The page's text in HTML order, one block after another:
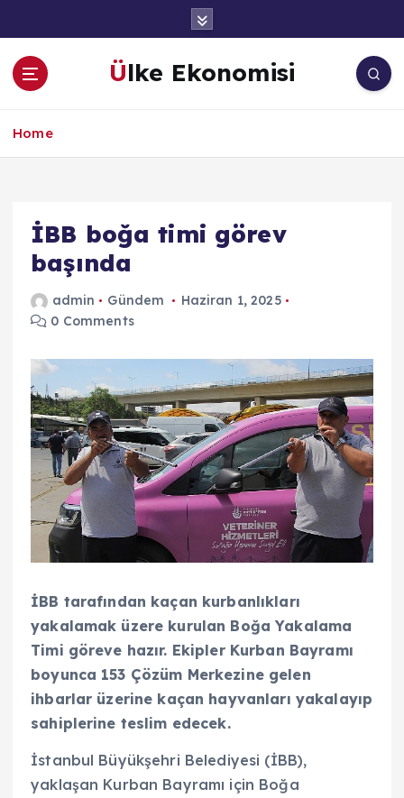
a
Ülke Ekonomisi
Home
İBB boğa timi görev
başında
admin Gündem
Haziran 1, 2025
0 Comments
İBB tarafından kaçan kurbanlıkları
yakalamak üzere kurulan Boğa Yakalama
Timi göreve hazır. Ekipler Kurban Bayramı
boyunca 153 Çözüm Merkezine gelen
ihbarlar üzerine kaçan hayvanları yakalayıp
sahiplerine teslim edecek.
İstanbul Büyükşehri Belediyesi (İBB),
yaklaşan Kurban Bayramı için Boğa